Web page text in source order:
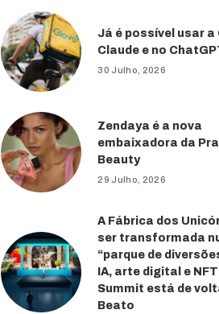
Já é possível usar a
Claude e no
30 Julho, 2026
Zendaya é a nova
embaixadora da
Beauty
29 Julho, 2026
A Fábrica dos
ser transformada
“parque de
IA, arte digital e
Summit está de
Beato